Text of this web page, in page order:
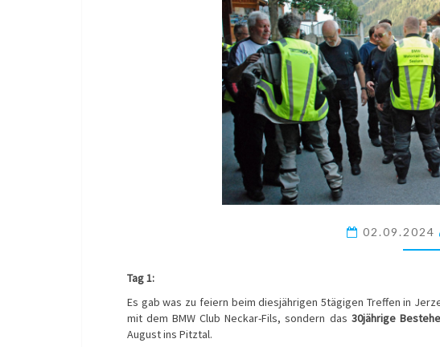
02.09.2024
Tag 1:
Es gab was zu feiern beim diesjährigen 5tägigen Treffen in
mit dem BMW Club Neckar-Fils, sondern das 30jährige
August ins Pitztal.